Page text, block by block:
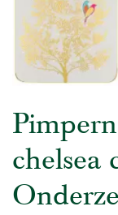
chelsea